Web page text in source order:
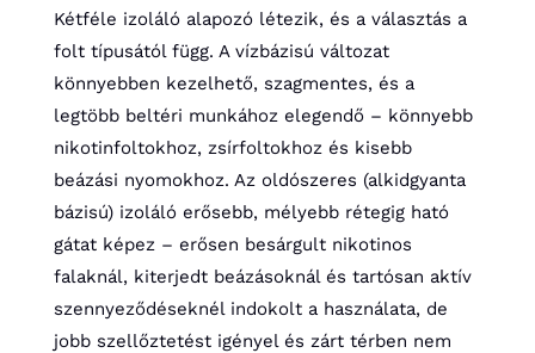
Kétféle izoláló alapozó létezik, és a választás a
folt típusától függ. A vízbázisú változat
könnyebben kezelhető, szagmentes, és a
legtöbb beltéri munkához elegendő – könnyebb
nikotinfoltokhoz, zsírfoltokhoz és kisebb
beázási nyomokhoz. Az oldószeres (alkidgyanta
bázisú) izoláló erősebb, mélyebb rétegig ható
gátat képez – erősen besárgult nikotinos
falaknál, kiterjedt beázásoknál és tartósan aktív
szennyeződéseknél indokolt a használata, de
jobb szellőztetést igényel és zárt térben nem